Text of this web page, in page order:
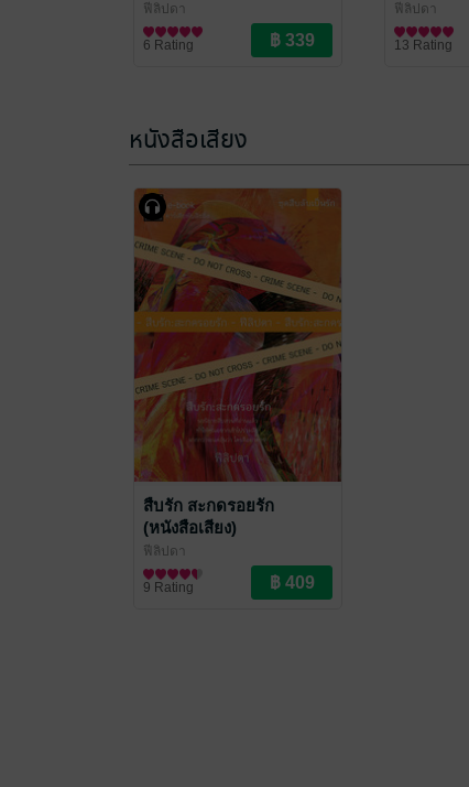
ฟีลิปดา
นิยายรัก
6 Rating
ฟีลิปดา
นิยายรัก
13 Rating
หนังสือเสียง
สืบรัก สะกดรอยรัก
(หนังสือเสียง)
ฟีลิปดา
นิยายสืบสวนสอบสวน/ทริลเลอร์
9 Rating